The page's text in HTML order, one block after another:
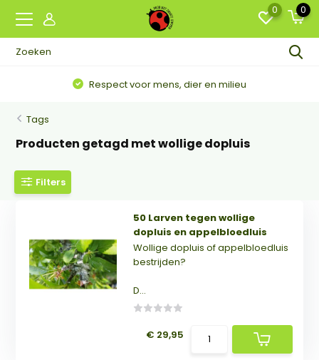
0 0
Respect voor mens, dier en milieu
Tags
Producten getagd met wollige dopluis
Filters
50 Larven tegen wollige
dopluis en appelbloedluis
Wollige dopluis of appelbloedluis
bestrijden?
D...
€ 29,95